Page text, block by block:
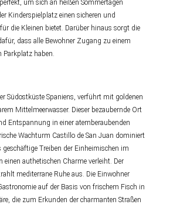
um sich an heißen Sommertagen
Kinderspielplatz einen sicheren und
die Kleinen bietet. Darüber hinaus sorgt die
dass alle Bewohner Zugang zu einem
Parkplatz haben.
Südostküste Spaniens, verführt mit goldenen
Mittelmeerwasser. Dieser bezaubernde Ort
Entspannung in einer atemberaubenden
Wachturm Castillo de San Juan dominiert
Treiben der Einheimischen im
einen authetischen Charme verleiht. Der
mediterrane Ruhe aus. Die Einwohner
auf der Basis von frischem Fisch in
die zum Erkunden der charmanten Straßen